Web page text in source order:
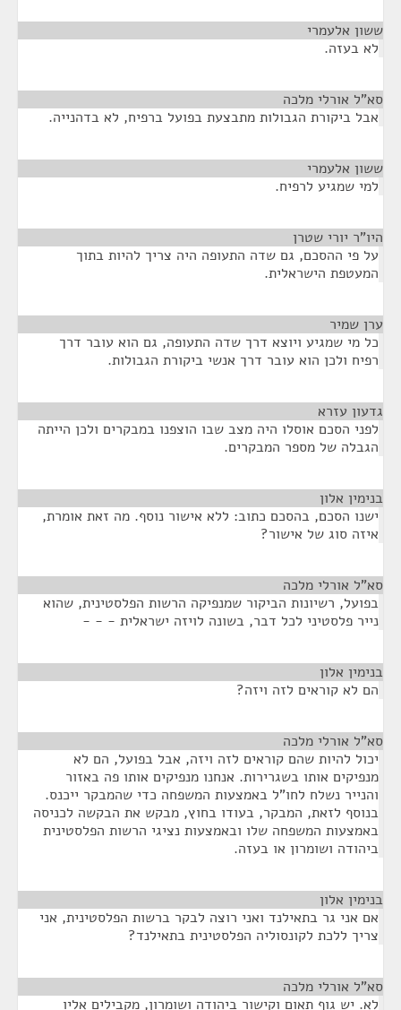
ששון אלעמרי
לא בעזה.
סא”ל אורלי מלכה
אבל ביקורת הגבולות מתבצעת בפועל ברפיח, לא בדהנייה.
ששון אלעמרי
למי שמגיע לרפיח.
היו"ר יורי שטרן
על פי ההסכם, גם שדה התעופה היה צריך להיות בתוך
המעטפת הישראלית.
ערן שמיר
כל מי שמגיע ויוצא דרך שדה התעופה, גם הוא עובר דרך
רפיח ולכן הוא עובר דרך אנשי ביקורת הגבולות.
גדעון עזרא
לפני הסכם אוסלו היה מצב שבו הוצפנו במבקרים ולכן הייתה
הגבלה של מספר המבקרים.
בנימין אלון
ישנו הסכם, בהסכם כתוב: ללא אישור נוסף. מה זאת אומרת,
איזה סוג של אישור?
סא”ל אורלי מלכה
בפועל, רשיונות הביקור שמנפיקה הרשות הפלסטינית, שהוא
נייר פלסטיני לכל דבר, בשונה לויזה ישראלית - - -
בנימין אלון
הם לא קוראים לזה ויזה?
סא”ל אורלי מלכה
יכול להיות שהם קוראים לזה ויזה, אבל בפועל, הם לא
מנפיקים אותו בשגרירות. אנחנו מנפיקים אותו פה באזור
והנייר נשלח לחו"ל באמצעות המשפחה כדי שהמבקר ייכנס.
בנוסף לזאת, המבקר, בעודו בחוץ, מבקש את הבקשה לכניסה
באמצעות המשפחה שלו ובאמצעות נציגי הרשות הפלסטינית
ביהודה ושומרון או בעזה.
בנימין אלון
אם אני גר בתאילנד ואני רוצה לבקר ברשות הפלסטינית, אני
צריך ללכת לקונסוליה הפלסטינית בתאילנד?
סא”ל אורלי מלכה
לא. יש גוף תאום וקישור ביהודה ושומרון, מקבילים אליו